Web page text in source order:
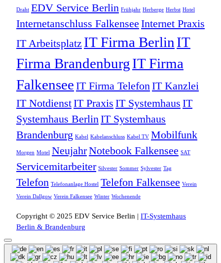
Draht EDV Service Berlin Frühjahr Herberge Herbst Hotel
Internetanschluss Falkensee Internet Praxis
IT Arbeitsplatz IT Firma Berlin IT
Firma BrandenburgIT Firma
Falkensee IT Firma TelefonIT Kanzlei
IT NotdienstIT Praxis IT Systemhaus IT
Systemhaus BerlinIT Systemhaus
Brandenburg Kabel Kabelanschluss Kabel TV Mobilfunk
Morgen Motel NeujahrNotebook Falkensee SAT
Servicemitarbeiter Silvester Sommer Sylvester Tag
Telefon Telefonanlage Hostel Telefon Falkensee Verein
Verein Dallgow Verein Falkensee Winter Wochenende
Copyright © 2025 EDV Service Berlin | IT-Systemhaus
Berlin & Brandenburg